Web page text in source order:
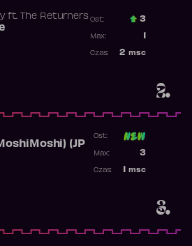
2.
ft. The Returners Ost.: 3
Max:
2 msc
Czas:
3.
(JP
Ost:
3
Max:
msc
Czas: